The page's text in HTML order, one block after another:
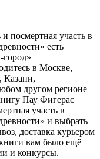
посмертная участь в
есть
город»
в Москве,
Казани,
другом регионе
Пау Фигерас
участь в
и выбрать
доставка курьером
вам было ещё
и конкурсы.